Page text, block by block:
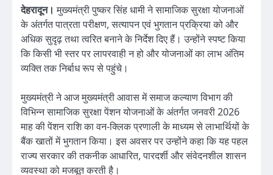
देहरादून। मुख्यमंत्री पुष्कर सिंह धामी ने सामाजिक सुरक्षा योजनाओं
के अंतर्गत पात्रता परीक्षण, सत्यापन एवं भुगतान प्रक्रिया को और
अधिक सुदृढ़ तथा त्वरित बनाने के निर्देश दिए हैं। उन्होंने स्पष्ट किया
कि किसी भी स्तर पर लापरवाही न हो और योजनाओं का लाभ अंतिम
व्यक्ति तक निर्बाध रूप से पहुंचे।
मुख्यमंत्री ने आज मुख्यमंत्री आवास में समाज कल्याण विभाग की
विभिन्न सामाजिक सुरक्षा पेंशन योजनाओं के अंतर्गत जनवरी 2026
माह की पेंशन राशि का वन-क्लिक प्रणाली के माध्यम से लाभार्थियों के
बैंक खातों में भुगतान किया। इस अवसर पर उन्होंने कहा कि यह पहल
राज्य सरकार की तकनीक आधारित, पारदर्शी और संवेदनशील शासन
व्यवस्था को मजबूत करती है।